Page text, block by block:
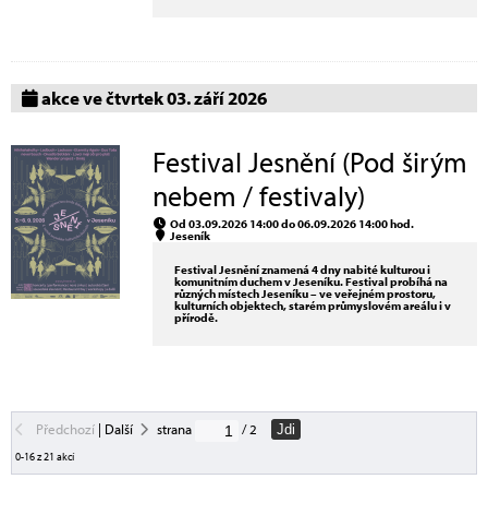
akce ve čtvrtek 03. září 2026
Festival Jesnění (Pod širým
nebem / festivaly)
Od 03.09.2026 14:00 do 06.09.2026 14:00 hod.
Jeseník
Festival Jesnění znamená 4 dny nabité kulturou i
komunitním duchem v Jeseníku. Festival probíhá na
různých místech Jeseníku – ve veřejném prostoru,
kulturních objektech, starém průmyslovém areálu i v
přírodě.
Předchozí| Další strana / 2 Jdi
0-16 z 21 akcí